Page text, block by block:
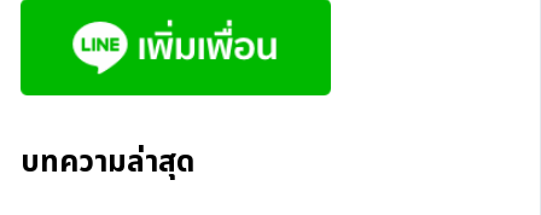
บทความล่าสุด